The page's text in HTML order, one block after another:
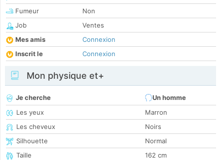
Fumeur
Non
Job
Ventes
Mes amis
Connexion
Inscrit le
Connexion
Mon physique et+
Je cherche
Un homme
Les yeux
Marron
Les cheveux
Noirs
Silhouette
Normal
Taille
162 cm